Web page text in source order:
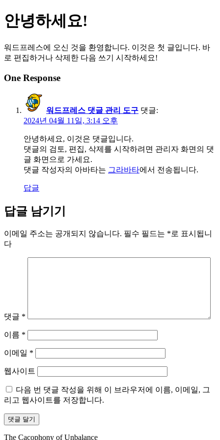
Skip
to
안녕하세요!
워드프레스에 오신 것을 환영합니다. 이것은 첫 글입니다. 바
로 편집하거나 삭제한 다음 쓰기 시작하세요!
One Response
워드프레스 댓글 관리 도구 댓글:
2024년 04월 11일, 3:14 오후
안녕하세요, 이것은 댓글입니다.
댓글의 검토, 편집, 삭제를 시작하려면 관리자 화면의 댓
글 화면으로 가세요.
댓글 작성자의 아바타는 그라바타에서 전송됩니다.
답글
답글 남기기
이메일 주소는 공개되지 않습니다. 필수 필드는 *로 표시됩니
다
댓글 *
이름 *
이메일 *
웹사이트
다음 번 댓글 작성을 위해 이 브라우저에 이름, 이메일, 그
리고 웹사이트를 저장합니다.
The Cacophony of Unbalance